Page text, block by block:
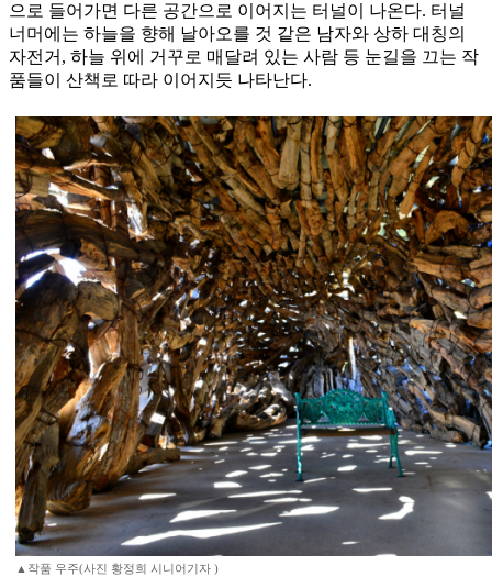
으로 들어가면 다른 공간으로 이어지는 터널이 나온다. 터널
너머에는 하늘을 향해 날아오를 것 같은 남자와 상하 대칭의
자전거, 하늘 위에 거꾸로 매달려 있는 사람 등 눈길을 끄는 작
품들이 산책로 따라 이어지듯 나타난다.
▲작품 우주(사진 황정희 시니어기자 )